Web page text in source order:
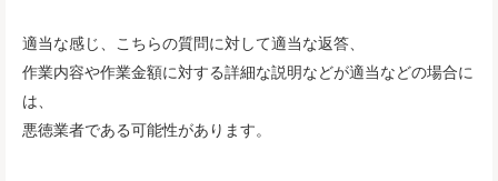
適当な感じ、こちらの質問に対して適当な返答、
作業内容や作業金額に対する詳細な説明などが適当などの場合に
は、
悪徳業者である可能性があります。